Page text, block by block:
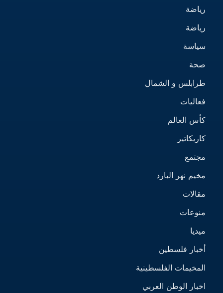
رياضة
رياضة
سياسة
صحة
طرابلس و الشمال
فعاليات
كأس العالم
كاريكاتير
مجتمع
مخيم نهر البارد
مقالات
منوعات
ميديا
أخبار فلسطين
المخيمات الفلسطينية
اخبار الوطن العربي